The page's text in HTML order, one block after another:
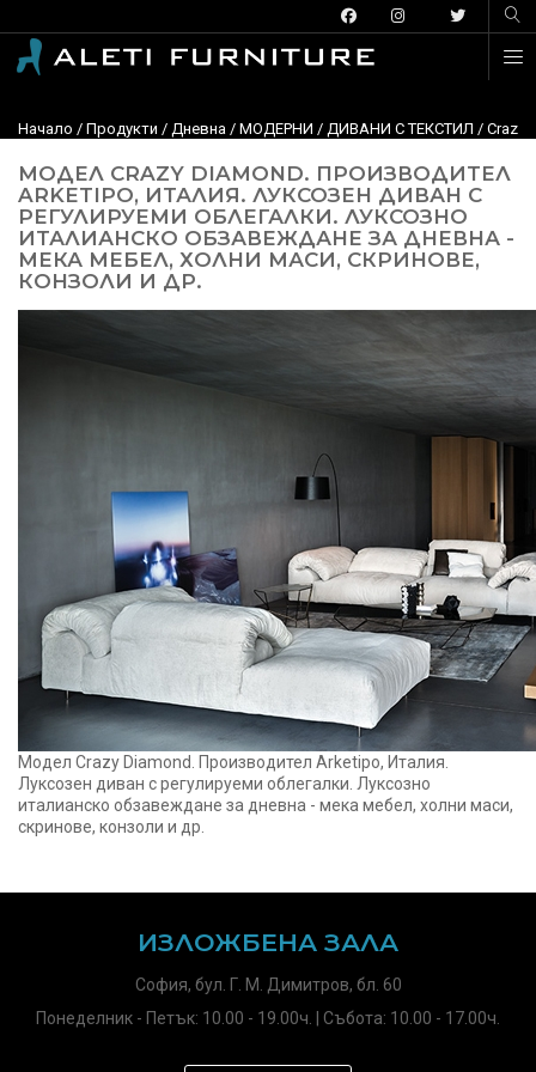
Начало / Продукти / Дневна / МОДЕРНИ / ДИВАНИ С ТЕКСТИЛ / Crazy
МОДЕЛ CRAZY DIAMOND. ПРОИЗВОДИТЕЛ
ARKETIPO, ИТАЛИЯ. ЛУКСОЗЕН ДИВАН С
РЕГУЛИРУЕМИ ОБЛЕГАЛКИ. ЛУКСОЗНО
ИТАЛИАНСКО ОБЗАВЕЖДАНЕ ЗА ДНЕВНА -
МЕКА МЕБЕЛ, ХОЛНИ МАСИ, СКРИНОВЕ,
КОНЗОЛИ И ДР.
Модел Crazy Diamond. Производител Arketipo, Италия.
Луксозен диван с регулируеми облегалки. Луксозно
италианско обзавеждане за дневна - мека мебел, холни маси,
скринове, конзоли и др.
ИЗЛОЖБЕНА ЗАЛА
София, бул. Г. М. Димитров, бл. 60
Понеделник - Петък: 10.00 - 19.00ч. | Събота: 10.00 - 17.00ч.